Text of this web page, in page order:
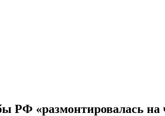
РФ «размонтировалась на